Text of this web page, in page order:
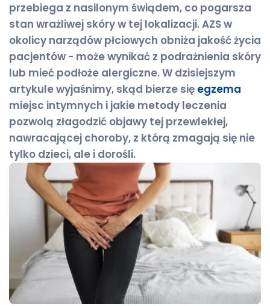
przebiega z nasilonym świądem, co pogarsza
stan wrażliwej skóry w tej lokalizacji. AZS w
okolicy narządów płciowych obniża jakość życia
pacjentów - może wynikać z podrażnienia skóry
lub mieć podłoże alergiczne. W dzisiejszym
artykule wyjaśnimy, skąd bierze się egzema
miejsc intymnych i jakie metody leczenia
pozwolą złagodzić objawy tej przewlekłej,
nawracającej choroby, z którą zmagają się nie
tylko dzieci, ale i dorośli.